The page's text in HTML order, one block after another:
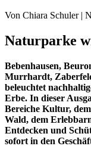
Von Chiara Schuler |
Naturparke
Bebenhausen,
Murrhardt,
beleuchtet
Erbe. In dieser
Bereiche Kultur,
Wald, dem
Entdecken und
sofort in den